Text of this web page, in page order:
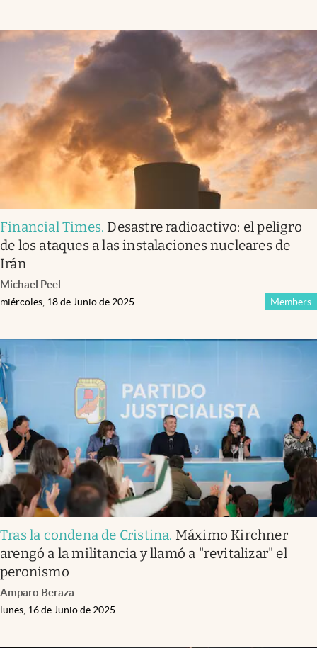
Financial Times. Desastre radioactivo: el peligro
de los ataques a las instalaciones nucleares de
Irán
Michael Peel
Members
miércoles, 18 de Junio de 2025
Tras la condena de Cristina. Máximo Kirchner
arengó a la militancia y llamó a "revitalizar" el
peronismo
Amparo Beraza
lunes, 16 de Junio de 2025